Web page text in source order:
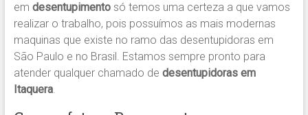
em desentupimentosó temos uma certeza a que vamos
realizar o trabalho, pois possuímos as mais modernas
maquinas que existe no ramo das desentupidoras em
São Paulo e no Brasil. Estamos sempre pronto para
atender qualquer chamado de desentupidoras em
Itaquera.